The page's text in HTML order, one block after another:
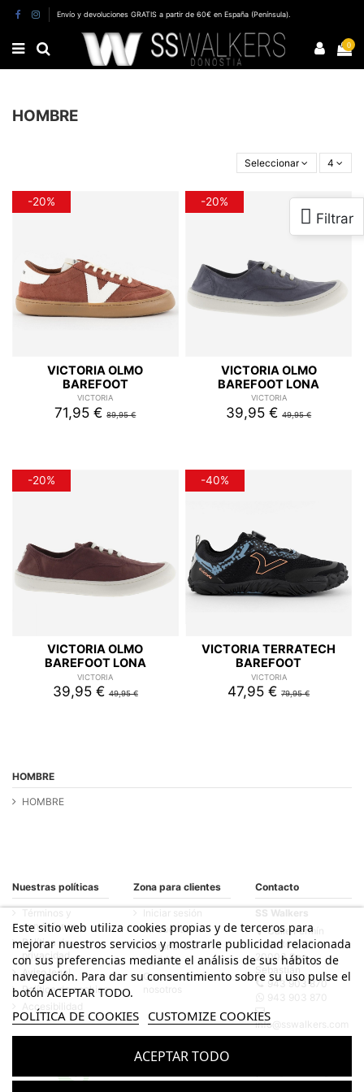
Envío y devoluciones GRATIS a partir de 60€ en España (Península).
0
HOMBRE
Seleccionar 4
-20%
VICTORIA OLMO
BAREFOOT
VICTORIA
71,95 €89,95 €
-20%
VICTORIA OLMO
BAREFOOT LONA
VICTORIA
39,95 €49,95 €
-20%
VICTORIA OLMO
BAREFOOT LONA
VICTORIA
39,95 €49,95 €
-40%
VICTORIA TERRATECH
BAREFOOT
VICTORIA
47,95 €79,95 €
HOMBRE
HOMBRE
Nuestras políticas
Términos y
condiciones
Política de
privacidad
Aviso legal
Política de cookies
Accesibilidad
Zona para clientes
Iniciar sesión
Mi cuenta
Historial de
pedidos
Contacte con
nosotros
Contacto
SS Walkers
Calle Fermín
Calbetón, 33
20003 San
Sebastián
943 903 870
943 903 870
info@sswalkers.com
Este sitio web utiliza cookies propias y de terceros para
mejorar nuestros servicios y mostrarle publicidad relacionada
con sus preferencias mediante el análisis de sus hábitos de
navegación. Para dar su consentimiento sobre su uso pulse el
botón ACEPTAR TODO.
POLÍTICA DE COOKIES CUSTOMIZE COOKIES
ACEPTAR TODO